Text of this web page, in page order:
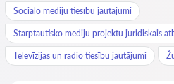
Sociālo mediju tiesību jautājumi
Starptautisko mediju projektu juridiskais
Televīzijas un radio tiesību jautājumi